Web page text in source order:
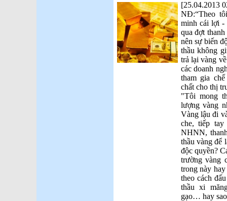
[25.04.2013
NĐ:“Theo
minh cái lợi -
qua đợt
nên sự biến
thầu không
trả lại vàng
các doanh
tham gia
chất cho thị
"Tôi mong
lượng vàng
Vàng lậu đi
che, tiếp
NHNN,
thầu vàng để
độc quyền?
trường vàng
trong này
theo cách
thầu xi
gạo… hay